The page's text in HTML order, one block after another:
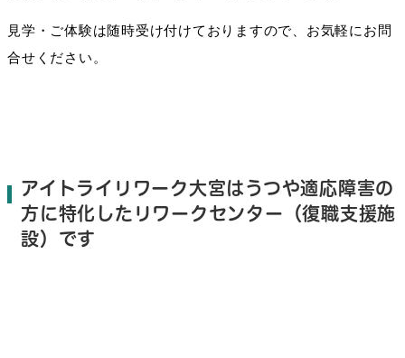
見学・ご体験は随時受け付けておりますので、お気軽にお問
合せください。
アイトライリワーク大宮はうつや適応障害の
方に特化したリワークセンター（復職支援施
設）です